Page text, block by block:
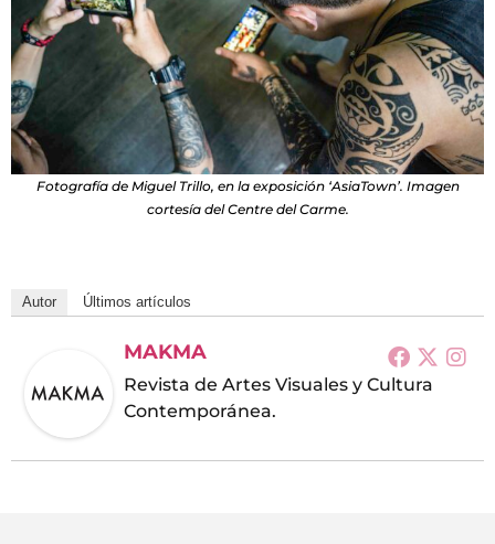
Fotografía de Miguel Trillo, en la exposición ‘AsiaTown’. Imagen
cortesía del Centre del Carme.
Autor Últimos artículos
MAKMA
Revista de Artes Visuales y Cultura
Contemporánea.